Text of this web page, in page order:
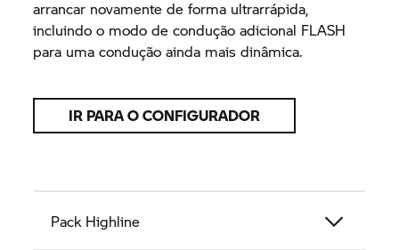
arrancar novamente de forma ultrarrápida,
incluindo o modo de condução adicional FLASH
para uma condução ainda mais dinâmica.
IR PARA O CONFIGURADOR
Pack Highline